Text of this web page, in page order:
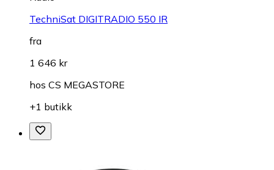
TechniSat DIGITRADIO 550 IR
fra
1 646 kr
hos CS MEGASTORE
+1 butikk